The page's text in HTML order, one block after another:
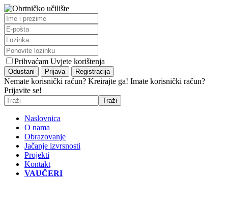
Prihvaćam Uvjete korištenja
Nemate korisnički račun? Kreirajte ga! Imate korisnički račun?
Prijavite se!
Naslovnica
O nama
Obrazovanje
Jačanje izvrsnosti
Projekti
Kontakt
VAUČERI